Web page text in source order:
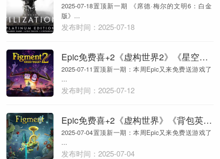
2025-07-18置顶新一期 《席德·梅尔的文明6：白金
版》...
发布时间：2025-07-18
Epic免费喜+2《虚构世界2》《星空网球》
2025-07-11置顶新一期：本周Epic又来免费送游戏了
...
发布时间：2025-07-12
Epic免费喜+2《虚构世界》《背包英雄》
2025-07-04置顶新一期：本周Epic又来免费送游戏了
...
发布时间：2025-07-04